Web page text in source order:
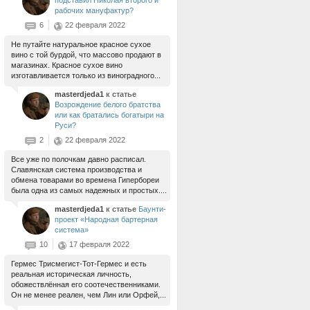
рабочих мануфактур?
6
22 февраля 2022
Не путайте натуральное красное сухое
вино с той бурдой, что массово продают в
магазинах. Красное сухое вино
изготавливается только из виноградного...
masterdjeda1 к статье
Возрождение белого братства
или как братались богатыри на
Руси?
2
22 февраля 2022
Все уже по полочкам давно расписал.
Славянская система производства и
обмена товарами во времена Гипербореи
была одна из самых надежных и простых....
masterdjeda1 к статье Баунти-
проект «Народная бартерная
система»
10
17 февраля 2022
Гермес Трисмегист-Тот-Гермес и есть
реальная историческая личность,
обожествлённая его соотечественниками.
Он не менее реален, чем Лин или Орфей,...